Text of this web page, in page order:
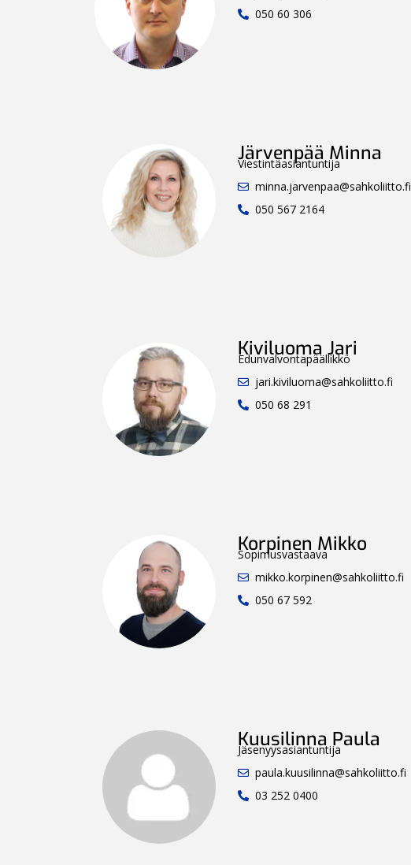
050 60 306
Järvenpää Minna
Viestintäasiantuntija
minna.jarvenpaa@sahkoliitto.fi
050 567 2164
Kiviluoma Jari
Edunvalvontapäällikkö
jari.kiviluoma@sahkoliitto.fi
050 68 291
Korpinen Mikko
Sopimusvastaava
mikko.korpinen@sahkoliitto.fi
050 67 592
Kuusilinna Paula
Jäsenyysasiantuntija
paula.kuusilinna@sahkoliitto.fi
03 252 0400